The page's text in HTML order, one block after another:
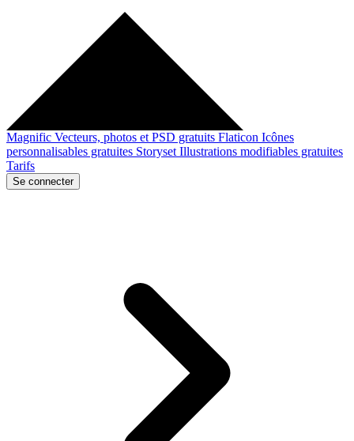
Magnific Vecteurs, photos et PSD gratuits Flaticon Icônes
personnalisables gratuites Storyset Illustrations modifiables gratuites
Tarifs
Se connecter